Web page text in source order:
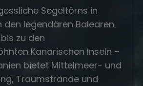
Segeltörns in
den legendären Balearen
zu den
Kanarischen Inseln –
bietet Mittelmeer- und
Traumstrände und